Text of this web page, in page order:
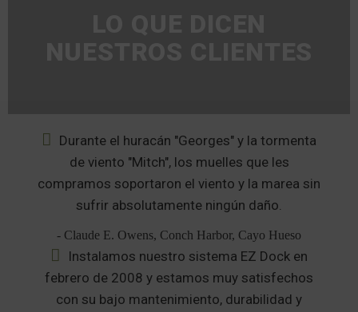
Durante el huracán "Georges" y la tormenta
de viento "Mitch", los muelles que les
compramos soportaron el viento y la marea sin
sufrir absolutamente ningún daño.
- Claude E. Owens, Conch Harbor, Cayo Hueso
Instalamos nuestro sistema EZ Dock en
febrero de 2008 y estamos muy satisfechos
con su bajo mantenimiento, durabilidad y